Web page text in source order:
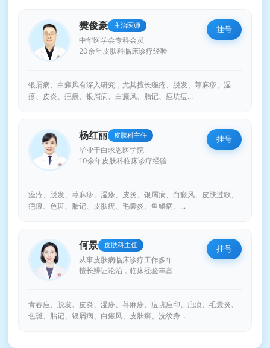
樊俊豪 主治医师
中华医学会专科会员
20余年皮肤科临床诊疗经验
挂号
银屑病、白癜风有深入研究，尤其擅长痤疮、脱发、荨麻疹、湿
疹、皮炎、疤痕、银屑病、白癜风、胎记、痘坑痘...
杨红丽 皮肤科主任
毕业于白求恩医学院
10余年皮肤科临床诊疗经验
挂号
痤疮、脱发、荨麻疹、湿疹、皮炎、银屑病、白癜风、皮肤过敏、
疤痕、色斑、胎记、皮肤疣、毛囊炎、鱼鳞病、...
何景 皮肤科主任
从事皮肤病临床诊疗工作多年
擅长辨证论治，临床经验丰富
挂号
青春痘、脱发、皮炎、湿疹、荨麻疹、痘坑痘印、疤痕、毛囊炎、
色斑、胎记、银屑病、白癜风、皮肤癣、洗纹身...